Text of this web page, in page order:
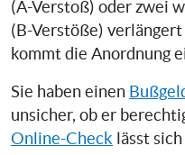
(A-Verstoß) oder zwei
(B-Verstöße)
kommt die Anordnung
Sie haben einen
unsicher, ob er
Online-Check lässt